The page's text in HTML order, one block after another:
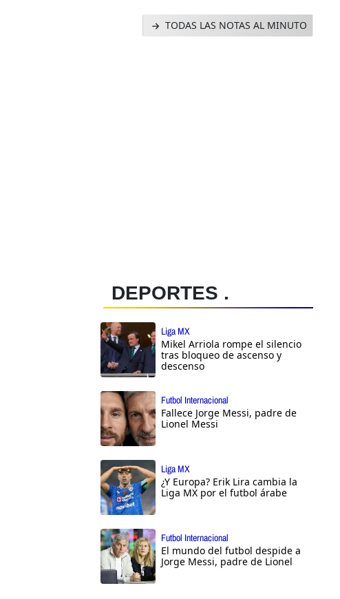
TODAS LAS NOTAS AL MINUTO
DEPORTES .
Liga MX
Mikel Arriola rompe el silencio
tras bloqueo de ascenso y
descenso
Futbol Internacional
Fallece Jorge Messi, padre de
Lionel Messi
Liga MX
¿Y Europa? Erik Lira cambia la
Liga MX por el futbol árabe
Futbol Internacional
El mundo del futbol despide a
Jorge Messi, padre de Lionel